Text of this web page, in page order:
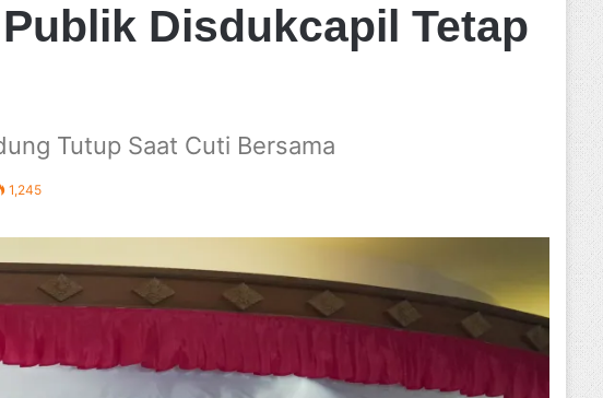
Disdukcapil Tetap
Tutup Saat Cuti Bersama
1,245